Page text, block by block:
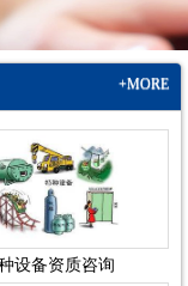
+MORE
设备资质咨询